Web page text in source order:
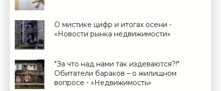
О мистике цифр и итогах осени -
«Новости рынка недвижимости»
"За что над нами так издеваются?!"
Обитатели бараков – о жилищном
вопросе - «Недвижимость»